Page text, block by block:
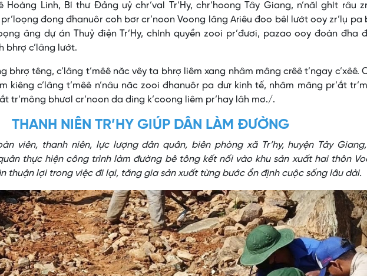
Hoàng Linh, Bí thư Đảng uỷ chr’val Tr’Hy, chr’hoong Tây Giang, n’năl ghít râu
đong đhanuôr coh bơr cr’noon Voong lâng Ariêu đoo bêl lướt ooy zr’lụ pa
âng dự án Thuỷ điện Tr’Hy, chính quyền zooi pr’đươi, pazao ooy đoàn đha
bhrợ c’lâng lướt.
bhrợ têng, c’lâng t’mêê năc vêy ta bhrợ liêm xang nhâm mâng crêê t’ngay c’xêê.
kiêng c’lâng t’mêê n’nâu năc zooi đhanuôr pa dưr kinh tế, nhâm mâng pr’ắt
tr’mông bhươl cr’noon da ding k’coong liêm pr’hay lâh mơ./.
THANH NIÊN TR’HY GIÚP DÂN LÀM ĐƯỜNG
viên, thanh niên, lực lượng dân quân, biên phòng xã Tr’hy, huyện Tây
thực hiện công trình làm đường bê tông kết nối vào khu sản xuất hai thôn
thuận lợi trong việc đi lại, tăng gia sản xuất từng bước ổn định cuộc sống lâu dài.